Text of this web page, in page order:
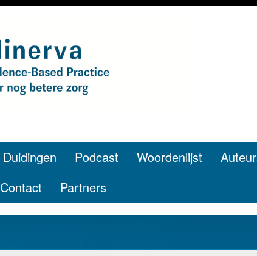
Je bent jong en zoekt roem met je
Duidingen Podcast Woordenlijst
Contact Partners